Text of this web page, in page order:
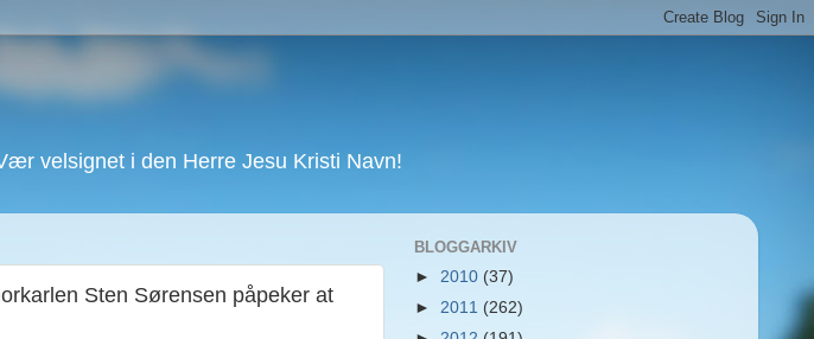
velsignet i den Herre Jesu Kristi Navn!
Sten Sørensen påpeker at
BLOGGARKIV
► 2010 (37)
► 2011 (262)